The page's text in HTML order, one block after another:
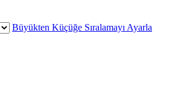
Büyükten Küçüğe Sıralamayı Ayarla